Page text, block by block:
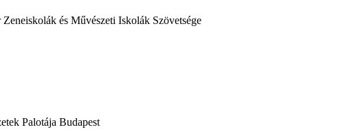
és Művészeti Iskolák Szövetsége
Palotája Budapest